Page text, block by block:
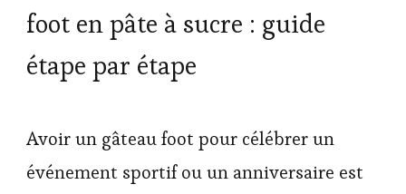
foot en pâte à sucre : guide
étape par étape
Avoir un gâteau foot pour célébrer un
événement sportif ou un anniversaire est